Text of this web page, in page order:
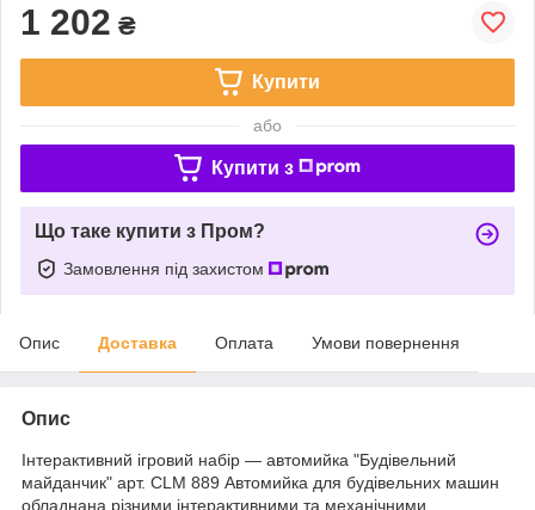
1 202 ₴
Купити
або
Купити з
Що таке купити з Пром?
Замовлення під захистом
Опис Доставка Оплата Умови повернення
Опис
Інтерактивний ігровий набір — автомийка "Будівельний
майданчик" арт. CLM 889 Автомийка для будівельних машин
обладнана різними інтерактивними та механічними